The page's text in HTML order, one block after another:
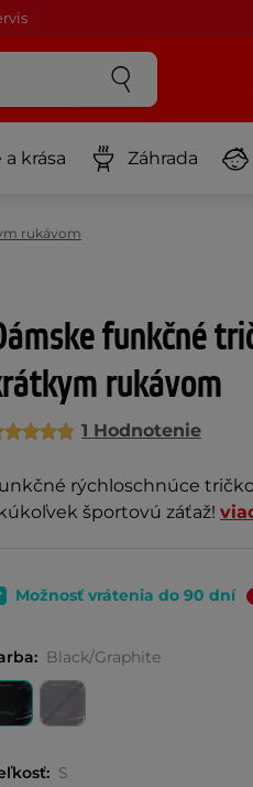
a krása Záhrada
rukávom
funkčné
rukávom
1 Hodnotenie
rýchloschnúce
športovú záťaž!
Možnosť vrátenia do 90 dní
Black/Graphite
S